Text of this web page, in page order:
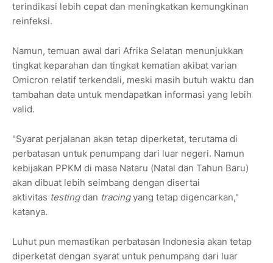
terindikasi lebih cepat dan meningkatkan kemungkinan
reinfeksi.
Namun, temuan awal dari Afrika Selatan menunjukkan
tingkat keparahan dan tingkat kematian akibat varian
Omicron relatif terkendali, meski masih butuh waktu dan
tambahan data untuk mendapatkan informasi yang lebih
valid.
"Syarat perjalanan akan tetap diperketat, terutama di
perbatasan untuk penumpang dari luar negeri. Namun
kebijakan PPKM di masa Nataru (Natal dan Tahun Baru)
akan dibuat lebih seimbang dengan disertai
aktivitas testingdan tracingyang tetap digencarkan,"
katanya.
Luhut pun memastikan perbatasan Indonesia akan tetap
diperketat dengan syarat untuk penumpang dari luar